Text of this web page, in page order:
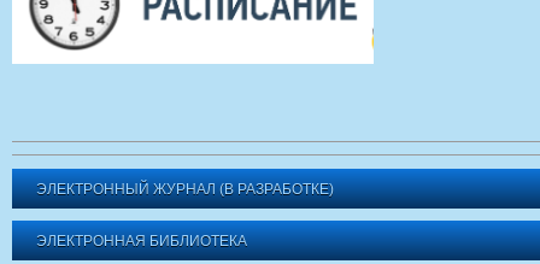
ЭЛЕКТРОННЫЙ ЖУРНАЛ (В РАЗРАБОТКЕ)
ЭЛЕКТРОННАЯ БИБЛИОТЕКА